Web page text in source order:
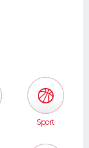
Sport